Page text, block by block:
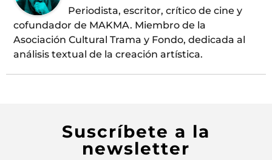
Periodista, escritor, crítico de cine y
cofundador de MAKMA. Miembro de la
Asociación Cultural Trama y Fondo, dedicada al
análisis textual de la creación artística.
Suscríbete a la
newsletter